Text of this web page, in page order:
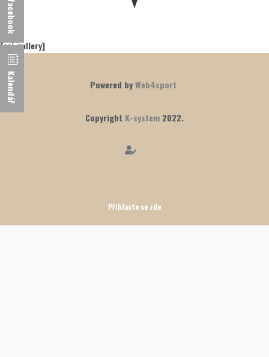
[aci_gallery]
Powered byWeb4sport
Copyright K-system 2022.
Přihlaste se zde
Kalendář